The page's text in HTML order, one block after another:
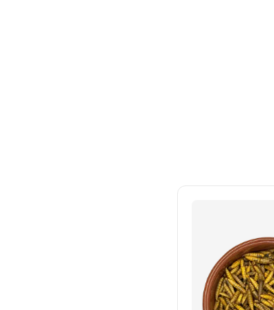
Melhor
Estímulo ao
Redução
Aumento na